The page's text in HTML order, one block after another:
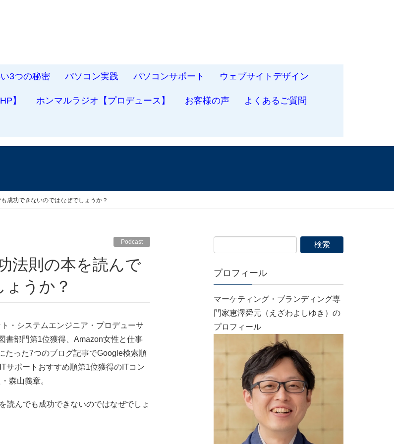
3つの秘密 パソコン実践 パソコンサポート ウェブサイトデザイン
】 ホンマルラジオ【プロデュース】 お客様の声 よくあるご質問
成功できないのではなぜでしょうか？
Podcast
うか？
・システムエンジニア・プロデューサ
書部門第1位獲得、Amazon女性と仕事
たった7つのブログ記事でGoogle検索順
サポートおすすめ順第1位獲得のITコン
森山義章。
読んでも成功できないのではなぜでしょ
プロフィール
マーケティング・ブランディング専
門家恵澤舜元（えざわよしゆき）の
プロフィール